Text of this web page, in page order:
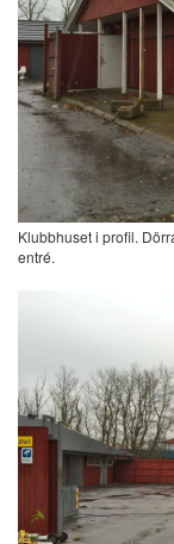
Klubbhuset i profil.
entré.